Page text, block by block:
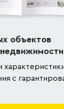
объектов
с